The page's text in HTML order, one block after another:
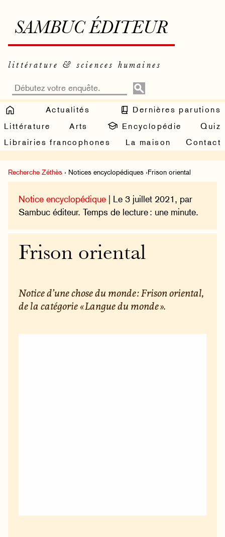
SAMBUC ÉDITEUR
littérature & sciences humaines
Actualités
Dernières parutions
Littérature
Arts Encyclopédie
Quiz
Librairies francophones
La maison Contact
Recherche Zéthès › Notices encyclopédiques ›Frison oriental
Notice encyclopédique | Le 3 juillet 2021, par
Sambuc éditeur. Temps de lecture : une minute.
Frison oriental
Notice d’une chose du monde : Frison oriental,
de la catégorie « Langue du monde ».